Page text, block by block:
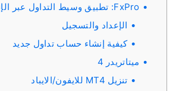
FxPro: تطبيق وسيط التداول عبر الإنترنت
الإعداد والتسجيل
كيفية إنشاء حساب تداول جديد
ميتاتريدر 4
تنزيل MT4 للايفون/الايباد